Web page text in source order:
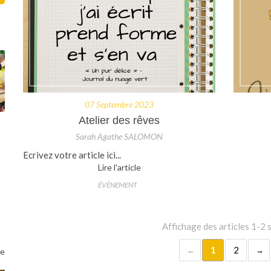
07 Septembre 2023
Atelier des rêves
Sarah Agathe SALOMON
Ecrivez votre article ici...
Lire l'article
ÉVÈNEMENT
Affichage des articles 1-2
1 2